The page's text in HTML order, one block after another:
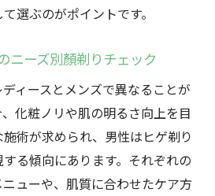
選ぶのがポイントです。
ニーズ別顏剃りチェック
ィースとメンズで異なることが
化粧ノリや肌の明るさ向上を目
術が求められ、男性はヒゲ剃り
る傾向にあります。それぞれの
ューや、肌質に合わせたケア方